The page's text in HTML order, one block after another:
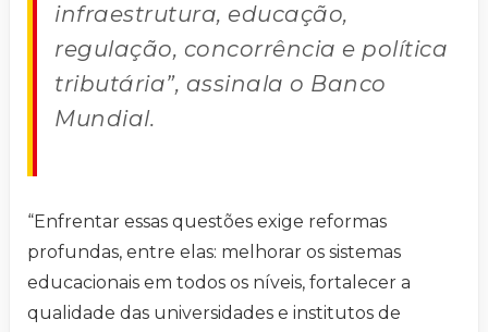
infraestrutura, educação,
regulação, concorrência e política
tributária”, assinala o Banco
Mundial.
“Enfrentar essas questões exige reformas
profundas, entre elas: melhorar os sistemas
educacionais em todos os níveis, fortalecer a
qualidade das universidades e institutos de